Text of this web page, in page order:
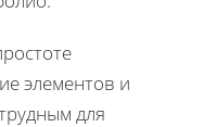
элементов и
для